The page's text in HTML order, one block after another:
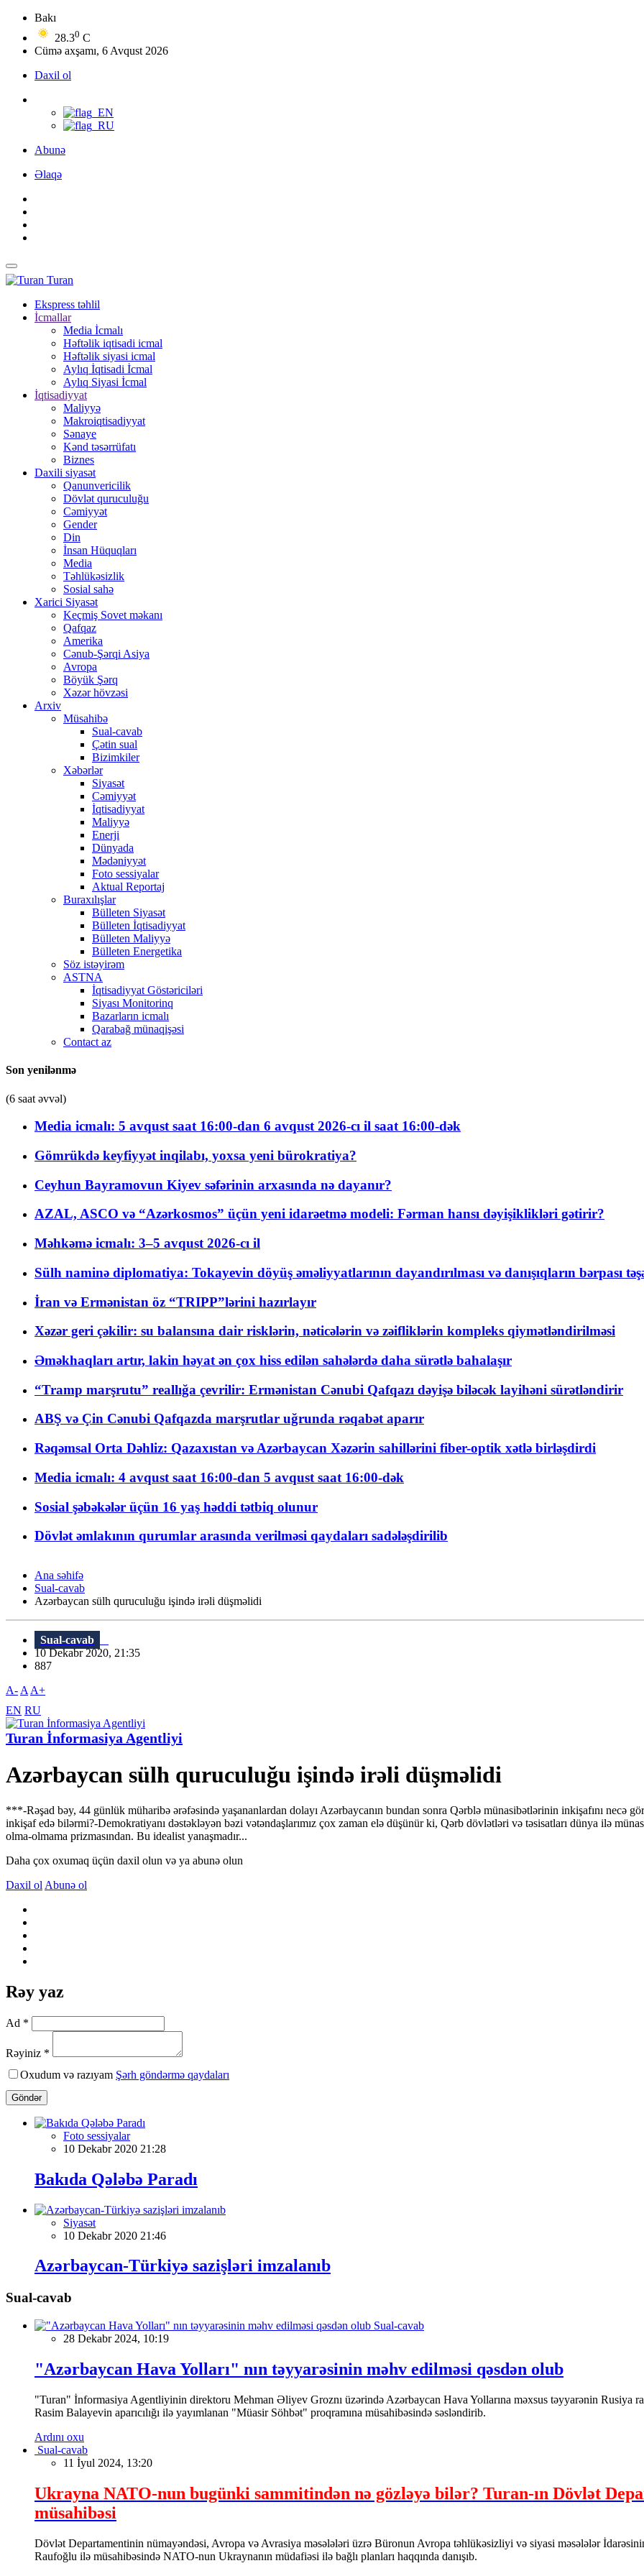
Bakı
28.30 C
Cümə axşamı, 6 Avqust 2026
Daxil ol
Abunə
Əlaqə
Turan
Ekspress təhlil
İcmallar
Media İcmalı
Həftəlik iqtisadi icmal
Həftəlik siyasi icmal
Aylıq İqtisadi İcmal
Aylıq Siyasi İcmal
İqtisadiyyat
Maliyyə
Makroiqtisadiyyat
Sənaye
Kənd təsərrüfatı
Biznes
Daxili siyasət
Qanunvericilik
Dövlət quruculuğu
Cəmiyyət
Gender
Din
İnsan Hüquqları
Media
Təhlükəsizlik
Sosial sahə
Xarici Siyasət
Keçmiş Sovet məkanı
Qafqaz
Amerika
Cənub-Şərqi Asiya
Avropa
Böyük Şərq
Xəzər hövzəsi
Arxiv
Müsahibə
Sual-cavab
Çətin sual
Bizimkiler
Xəbərlər
Siyasət
Cəmiyyət
İqtisadiyyat
Maliyyə
Enerji
Dünyada
Mədəniyyət
Foto sessiyalar
Aktual Reportaj
Buraxılışlar
Bülleten Siyasət
Bülleten İqtisadiyyat
Bülleten Maliyyə
Bülleten Energetika
Söz istəyirəm
ASTNA
İqtisadiyyat Göstəriciləri
Siyası Monitorinq
Bazarların icmalı
Qarabağ münaqişəsi
Contact az
Son yenilənmə
(6 saat əvvəl)
Media icmalı: 5 avqust saat 16:00-dan 6 avqust 2026-cı il saat 16:00-dək
Gömrükdə keyfiyyət inqilabı, yoxsa yeni bürokratiya?
Ceyhun Bayramovun Kiyev səfərinin arxasında nə dayanır?
AZAL, ASCO və “Azərkosmos” üçün yeni idarəetmə modeli: Fərman hansı dəyişiklikləri gətirir?
Məhkəmə icmalı: 3–5 avqust 2026-cı il
Sülh naminə diplomatiya: Tokayevin döyüş əməliyyatlarının dayandırılması və danışıqların bərpası
İran və Ermənistan öz “TRIPP”lərini hazırlayır
Xəzər geri çəkilir: su balansına dair risklərin, nəticələrin və zəifliklərin kompleks qiymətləndirilməsi
Əməkhaqları artır, lakin həyat ən çox hiss edilən sahələrdə daha sürətlə bahalaşır
“Tramp marşrutu” reallığa çevrilir: Ermənistan Cənubi Qafqazı dəyişə biləcək layihəni sürətləndirir
ABŞ və Çin Cənubi Qafqazda marşrutlar uğrunda rəqabət aparır
Rəqəmsal Orta Dəhliz: Qazaxıstan və Azərbaycan Xəzərin sahillərini fiber-optik xətlə birləşdirdi
Media icmalı: 4 avqust saat 16:00-dan 5 avqust saat 16:00-dək
Sosial şəbəkələr üçün 16 yaş həddi tətbiq olunur
Dövlət əmlakının qurumlar arasında verilməsi qaydaları sadələşdirilib
Ana səhifə
Sual-cavab
Azərbaycan sülh quruculuğu işində irəli düşməlidi
Sual-cavab
10 Dekabr 2020, 21:35
887
A- A A+
EN RU
Turan İnformasiya Agentliyi
Azərbaycan sülh quruculuğu işində irəli düşməlidi
***-Rəşad bəy, 44 günlük müharibə ərəfəsində yaşananlardan dolayı Azərbaycanın bundan sonra Qərblə münasibətlərinin inkişafını necə
inkişaf edə bilərmi?-Demokratiyanı dəstəkləyən bəzi vətəndaşlarımız çox zaman elə düşünür ki, Qərb dövlətləri və təsisatları dünya ilə
olma-olmama prizmasından. Bu idealist yanaşmadır...
Daha çox oxumaq üçün daxil olun və ya abunə olun
Daxil ol Abunə ol
Rəy yaz
Ad *
Rəyiniz *
Oxudum və razıyam Şərh göndərmə qaydaları
Göndər
Foto sessiyalar
10 Dekabr 2020 21:28
Bakıda Qələbə Paradı
Siyasət
10 Dekabr 2020 21:46
Azərbaycan-Türkiyə sazişləri imzalanıb
Sual-cavab
Sual-cavab
28 Dekabr 2024, 10:19
"Azərbaycan Hava Yolları" nın təyyarəsinin məhv edilməsi qəsdən olub
"Turan" İnformasiya Agentliyinin direktoru Mehman Əliyev Groznı üzərində Azərbaycan Hava Yollarına məxsus təyyarənin Rusiya
Rasim Balayevin aparıcılığı ilə yayımlanan "Müasir Söhbət" proqramına müsahibəsində səsləndirib.
Ardını oxu
Sual-cavab
11 İyul 2024, 13:20
Ukrayna NATO-nun bugünki sammitindən nə gözləyə bilər? Turan-ın Dövlət
müsahibəsi
Dövlət Departamentinin nümayəndəsi, Avropa və Avrasiya məsələləri üzrə Büronun Avropa təhlükəsizliyi və siyasi məsələlər
Raufoğlu ilə müsahibəsində NATO-nun Ukraynanın müdafiəsi ilə bağlı planları haqqında danışıb.